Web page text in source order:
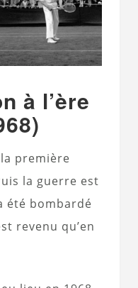
à l’ère
la première
la guerre est
été bombardé
revenu qu’en